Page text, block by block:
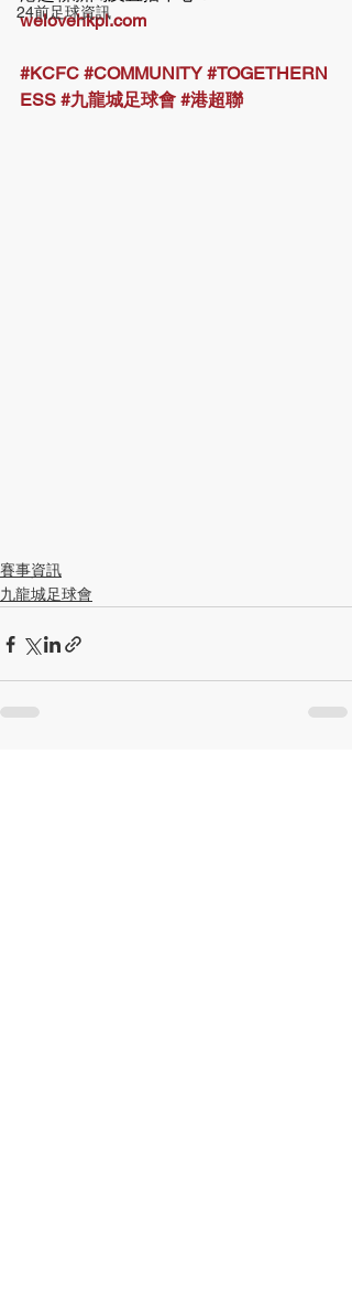
24前足球資訊
welovehkpl.com
#KCFC #COMMUNITY #TOGETHERN
ESS #九龍城足球會 #港超聯
賽事資訊
九龍城足球會